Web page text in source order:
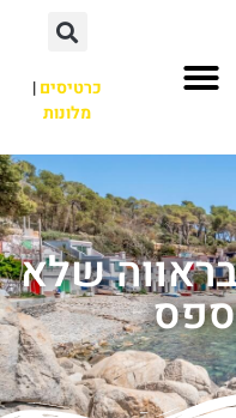
כרטיסים|
מלונות
שלא